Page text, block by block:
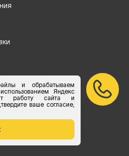
и обрабатываем
Яндекс
работу сайта и
ваше согласие,